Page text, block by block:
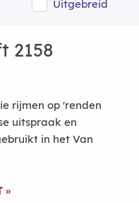
Uitgebreid
2158
rijmen op 'renden
uitspraak en
in het Van